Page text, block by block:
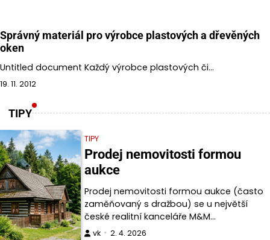
Správný materiál pro výrobce plastových a dřevěných
oken
Untitled document Každý výrobce plastových či…
19. 11. 2012
TIPY
TIPY
Prodej nemovitosti formou
aukce
Prodej nemovitosti formou aukce (často
zaměňovaný s dražbou) se u největší
české realitní kanceláře M&M…
vk
2. 4. 2026